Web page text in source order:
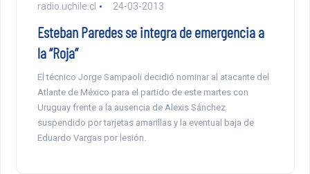
radio.uchile.cl 24-03-2013
Esteban Paredes se integra de emergencia a
la “Roja”
El técnico Jorge Sampaoli decidió nominar al atacante del
Atlante de México para el partido de este martes con
Uruguay frente a la ausencia de Alexis Sánchez
suspendido por tarjetas amarillas y la eventual baja de
Eduardo Vargas por lesión.